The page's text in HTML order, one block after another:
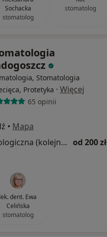
Sochacka
stomatolog
stomatolog
Stomatologia
Protetyka · Więcej
65 opinii
• Mapa
Konsultacja stomatologiczna (kolejna wizyta) od 200 zł
lek. dent. Ewa
Celińska
stomatolog